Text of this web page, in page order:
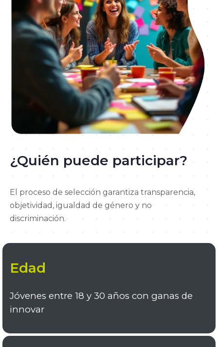
¿Quién puede participar?
El proceso de selección garantiza transparencia,
objetividad, igualdad de género y no
discriminación.
Edad
Jóvenes entre 18 y 30 años con ganas de
innovar